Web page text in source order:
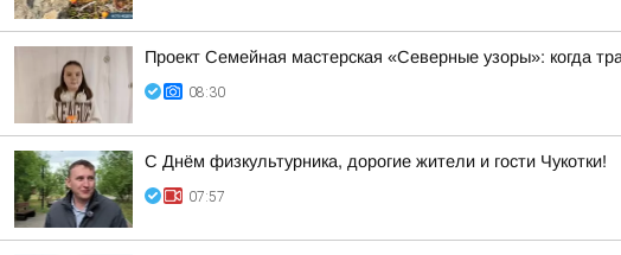
Проект Семейная мастерская «Северные узоры»: когда
08:30
С Днём физкультурника, дорогие жители и гости Чукотки!
07:57